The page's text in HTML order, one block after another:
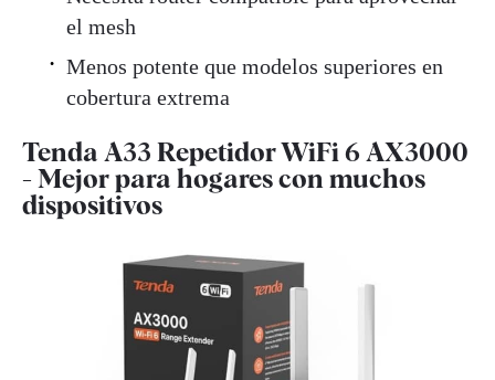
el mesh
Menos potente que modelos superiores en
cobertura extrema
Tenda A33 Repetidor WiFi 6 AX3000
- Mejor para hogares con muchos
dispositivos